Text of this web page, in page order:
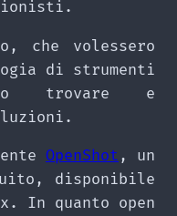
che volessero
di strumenti
trovare e
OpenShot , un
disponibile
In quanto open